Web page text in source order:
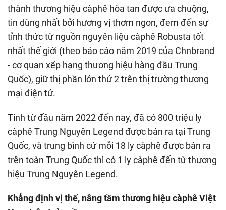
thành thương hiệu càphê hòa tan được ưa chuộng,
tin dùng nhất bởi hương vị thơm ngon, đem đến sự
tỉnh thức từ nguồn nguyên liệu càphê Robusta tốt
nhất thế giới (theo báo cáo năm 2019 của Chnbrand
- cơ quan xếp hạng thương hiệu hàng đầu Trung
Quốc), giữ thị phần lớn thứ 2 trên thị trường thương
mại điện tử.
Tính từ đầu năm 2022 đến nay, đã có 800 triệu ly
càphê Trung Nguyên Legend được bán ra tại Trung
Quốc, và trung bình cứ mỗi 18 ly càphê được bán ra
trên toàn Trung Quốc thì có 1 ly càphê đến từ thương
hiệu Trung Nguyên Legend.
Khẳng định vị thế, nâng tầm thương hiệu càphê Việt